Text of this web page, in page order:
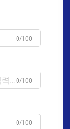
0/100
0/100
0/100